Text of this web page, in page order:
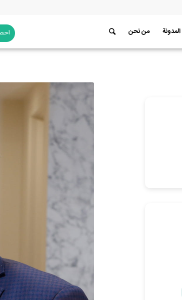
المدونة من نحن